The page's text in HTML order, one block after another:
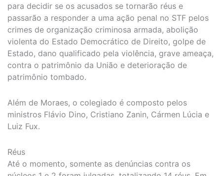
para decidir se os acusados se tornarão réus e
passarão a responder a uma ação penal no STF pelos
crimes de organização criminosa armada, abolição
violenta do Estado Democrático de Direito, golpe de
Estado, dano qualificado pela violência, grave ameaça,
contra o patrimônio da União e deterioração de
patrimônio tombado.
Além de Moraes, o colegiado é composto pelos
ministros Flávio Dino, Cristiano Zanin, Cármen Lúcia e
Luiz Fux.
Réus
Até o momento, somente as denúncias contra os